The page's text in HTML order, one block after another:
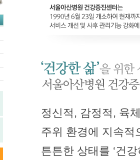
정신적, 감정적, 육
주위 환경에 지속적
튼튼한 상태를 ‘건